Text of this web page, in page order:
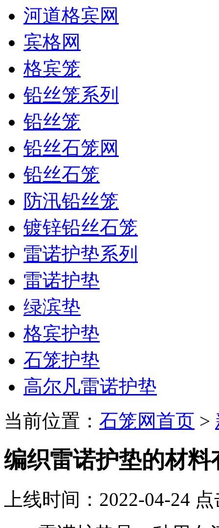
河道格宾网
宾格网
格宾笼
铅丝笼系列
铅丝笼
铅丝石笼网
铅丝石笼
防汛铅丝笼
镀锌铅丝石笼
雷诺护垫系列
雷诺护垫
绿滨垫
格宾护垫
石笼护垫
高尔凡雷诺护垫
当前位置： 石笼网首页 >
编织雷诺护垫的材料
上线时间：2022-04-24